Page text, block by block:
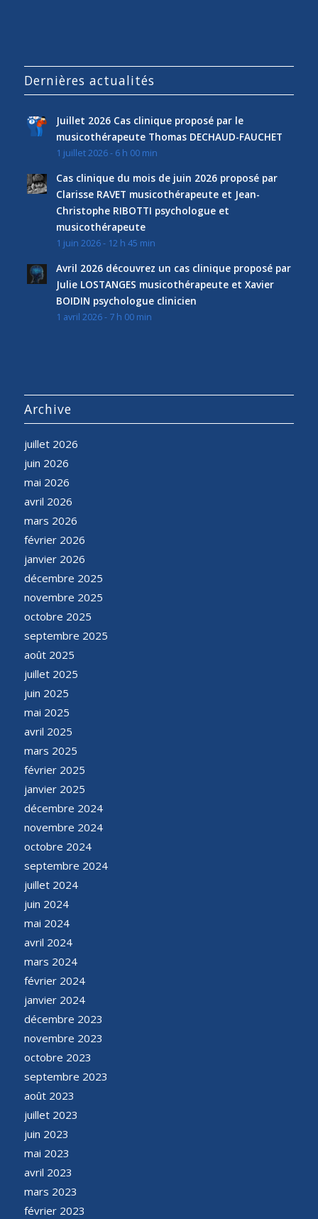
Dernières actualités
Juillet 2026 Cas clinique proposé par le
musicothérapeute Thomas DECHAUD-FAUCHET
1 juillet 2026 - 6 h 00 min
Cas clinique du mois de juin 2026 proposé par
Clarisse RAVET musicothérapeute et Jean-
Christophe RIBOTTI psychologue et
musicothérapeute
1 juin 2026 - 12 h 45 min
Avril 2026 découvrez un cas clinique proposé par
Julie LOSTANGES musicothérapeute et Xavier
BOIDIN psychologue clinicien
1 avril 2026 - 7 h 00 min
Archive
juillet 2026
juin 2026
mai 2026
avril 2026
mars 2026
février 2026
janvier 2026
décembre 2025
novembre 2025
octobre 2025
septembre 2025
août 2025
juillet 2025
juin 2025
mai 2025
avril 2025
mars 2025
février 2025
janvier 2025
décembre 2024
novembre 2024
octobre 2024
septembre 2024
juillet 2024
juin 2024
mai 2024
avril 2024
mars 2024
février 2024
janvier 2024
décembre 2023
novembre 2023
octobre 2023
septembre 2023
août 2023
juillet 2023
juin 2023
mai 2023
avril 2023
mars 2023
février 2023